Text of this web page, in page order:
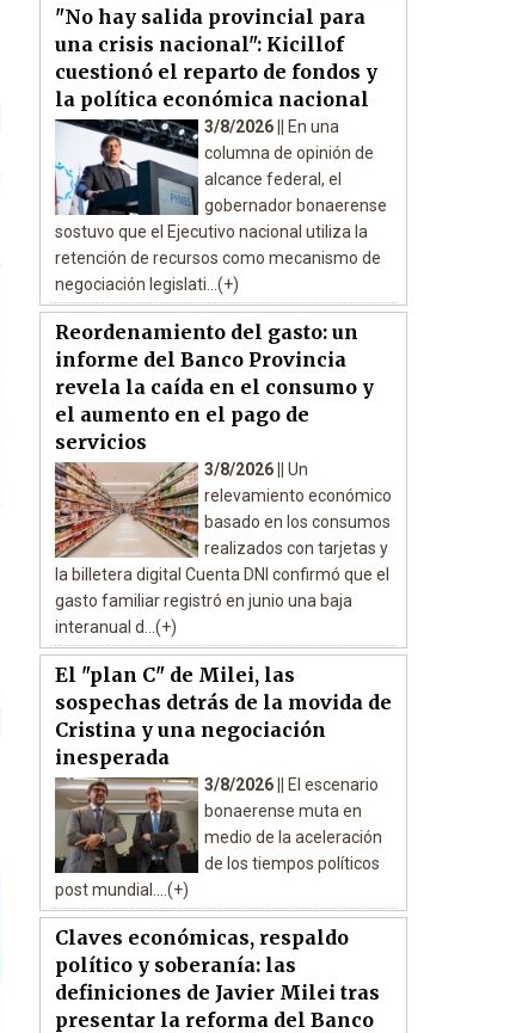
"No hay salida provincial para
una crisis nacional": Kicillof
cuestionó el reparto de fondos y
la política económica nacional
3/8/2026 ||
En una
columna de opinión de
alcance federal, el
gobernador bonaerense
sostuvo que el Ejecutivo nacional utiliza la
retención de recursos como mecanismo de
negociación legislati...(+)
Reordenamiento del gasto: un
informe del Banco Provincia
revela la caída en el consumo y
el aumento en el pago de
servicios
3/8/2026 || Un
relevamiento económico
basado en los consumos
realizados con tarjetas y
la billetera digital Cuenta DNI confirmó que el
gasto familiar registró en junio una baja
interanual d...(+)
El "plan C" de Milei, las
sospechas detrás de la movida de
Cristina y una negociación
inesperada
3/8/2026 ||
El escenario
bonaerense muta en
medio de la aceleración
de los tiempos políticos
post mundial....(+)
Claves económicas, respaldo
político y soberanía: las
definiciones de Javier Milei tras
presentar la reforma del Banco